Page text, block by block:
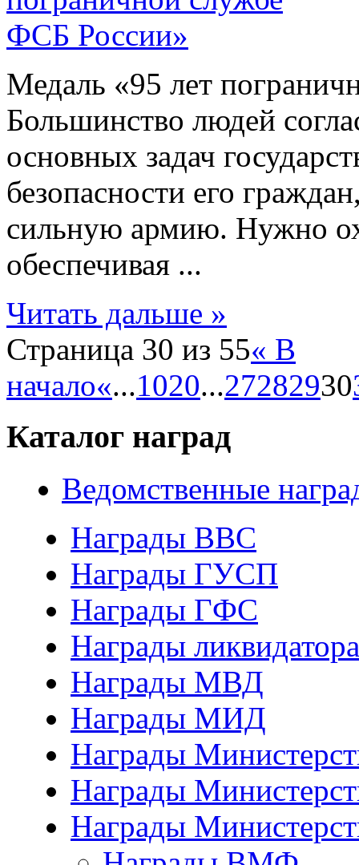
Медаль «95 лет
Большинство людей
основных задач
безопасности его
сильную армию. Нужно
обеспечивая ...
Читать дальше »
Страница 30 из 55« В
начало«...1020...27282930
Каталог наград
Ведомственные
Награды ВВС
Награды ГУСП
Награды ГФС
Награды
Награды МВД
Награды МИД
Награды
Награды
Награды